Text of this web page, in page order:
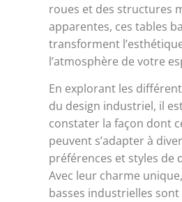
roues et des structures
apparentes, ces tables
transforment
l’atmosphère de votre
En explorant les
du design industriel, il
constater la façon dont
peuvent s’adapter à
préférences et styles de
Avec leur charme
basses industrielles sont